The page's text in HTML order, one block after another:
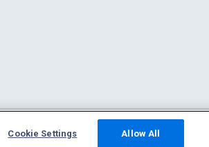
Cookie Settings Allow All